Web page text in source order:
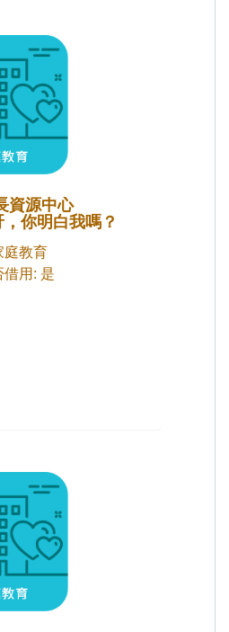
資源中心
你明白我嗎？
庭教育
借用: 是